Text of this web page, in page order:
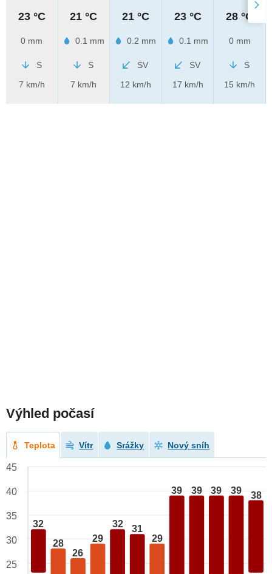
23 °C
0 mm
S
7 km/h
21 °C
0.1 mm
S
7 km/h
21 °C
0.2 mm
SV
12 km/h
23 °C
0.1 mm
SV
17 km/h
28 °C
0 mm
S
15 km/h
Výhled počasí
Teplota Vítr Srážky Nový sníh
32
28
26
29
32 31
29
39 39 39 39 38
45
40
35
30
25